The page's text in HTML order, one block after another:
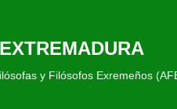
y Filósofos Exremeños